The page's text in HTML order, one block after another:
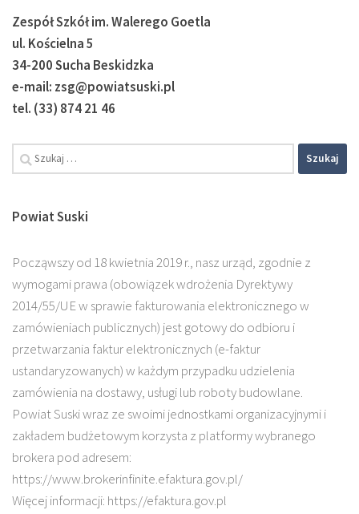
Zespół Szkół im. Walerego Goetla
ul. Kościelna 5
34-200 Sucha Beskidzka
e-mail: zsg@powiatsuski.pl
tel. (33) 874 21 46
Powiat Suski
Począwszy od 18 kwietnia 2019 r., nasz urząd, zgodnie z
wymogami prawa (obowiązek wdrożenia Dyrektywy
2014/55/UE w sprawie fakturowania elektronicznego w
zamówieniach publicznych) jest gotowy do odbioru i
przetwarzania faktur elektronicznych (e-faktur
ustandaryzowanych) w każdym przypadku udzielenia
zamówienia na dostawy, usługi lub roboty budowlane.
Powiat Suski wraz ze swoimi jednostkami organizacyjnymi i
zakładem budżetowym korzysta z platformy wybranego
brokera pod adresem:
https://www.brokerinfinite.efaktura.gov.pl/
Więcej informacji: https://efaktura.gov.pl